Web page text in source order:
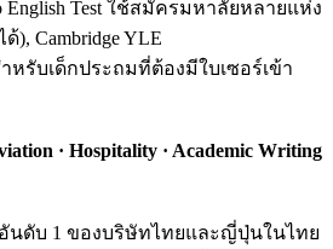
English Test ใช้สมัครมหาลัยหลายแห่ง
Cambridge YLE
สำหรับเด็กประถมที่ต้องมีใบเซอร์เข้า
· Hospitality · Academic Writing
นดับ 1 ของบริษัทไทยและญี่ปุ่นในไทย